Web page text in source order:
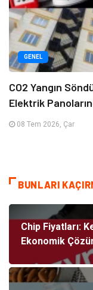
GENEL
CO2 Yangın
Elektrik
08 Tem 2026, Çar
BUNLARI
Chip Fiyatları:
Ekonomik